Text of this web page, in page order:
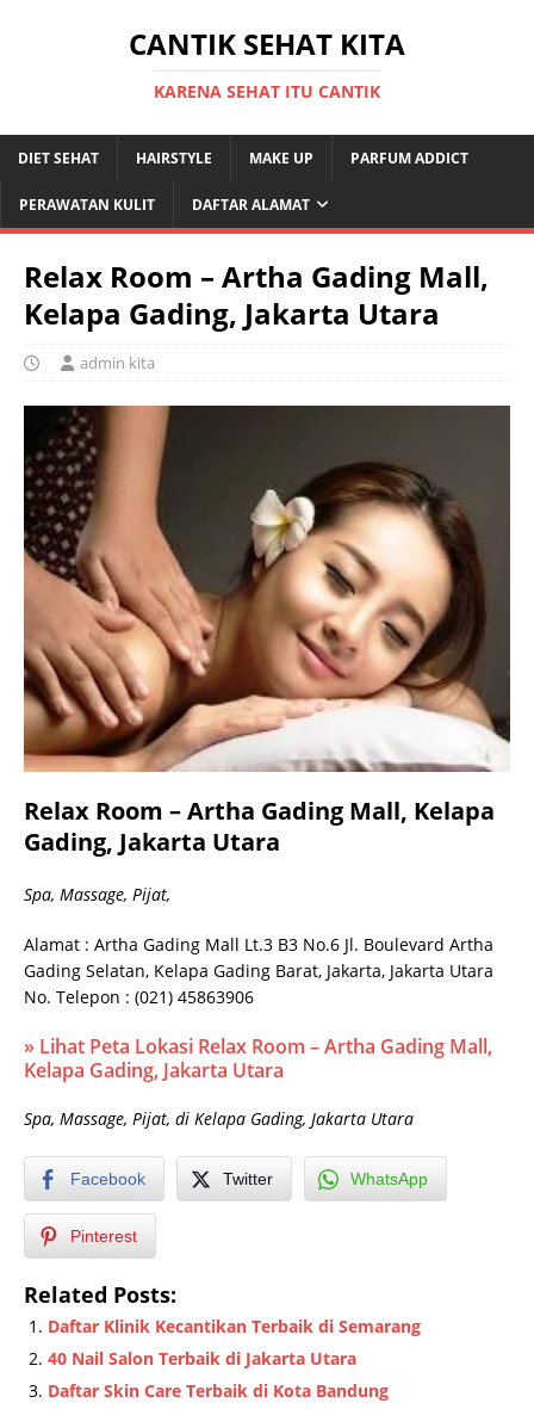
CANTIK SEHAT KITA
KARENA SEHAT ITU CANTIK
DIET SEHAT HAIRSTYLE MAKE UP PARFUM ADDICT
PERAWATAN KULIT DAFTAR ALAMAT
Relax Room – Artha Gading Mall,
Kelapa Gading, Jakarta Utara
admin kita
Relax Room – Artha Gading Mall, Kelapa
Gading, Jakarta Utara
Spa, Massage, Pijat,
Alamat : Artha Gading Mall Lt.3 B3 No.6 Jl. Boulevard Artha
Gading Selatan, Kelapa Gading Barat, Jakarta, Jakarta Utara
No. Telepon : (021) 45863906
» Lihat Peta Lokasi Relax Room – Artha Gading Mall,
Kelapa Gading, Jakarta Utara
Spa, Massage, Pijat, di Kelapa Gading, Jakarta Utara
Facebook Twitter WhatsApp
Pinterest
Related Posts:
Daftar Klinik Kecantikan Terbaik di Semarang
40 Nail Salon Terbaik di Jakarta Utara
Daftar Skin Care Terbaik di Kota Bandung